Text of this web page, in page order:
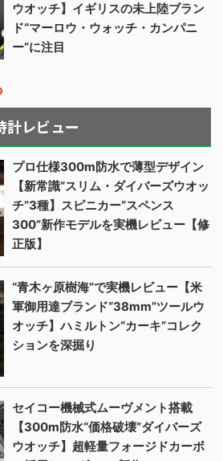
ウオッチ】イギリスの未上陸ブラン
ド“マーロウ・ウォッチ・カンパニ
ー”に注目
計レビュー
プロ仕様300m防水で薄型デザイン
【新常識“スリム・ダイバーズウオッ
チ”3種】スピニカー“スペンス
300”新作モデルを実機レビュー【修
正版】
“青木ヶ原樹海”で実機レビュー【米
軍御用達ブランド“38mm”ツールウ
オッチ】ハミルトン“カーキ”コレク
ションを深掘り
セイコー機械式ムーヴメント搭載
【300m防水“価格破壊”ダイバーズ
ウオッチ】超軽量フォージドカーボ